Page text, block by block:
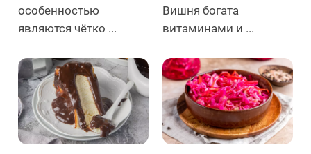
особенностью
являются чётко ...
Вишня богата
витаминами и ...